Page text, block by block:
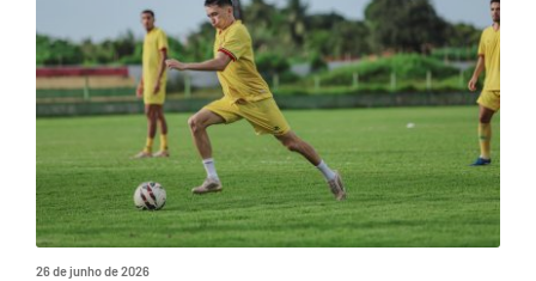
26 de junho de 2026